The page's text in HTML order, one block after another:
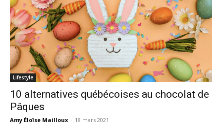
Lifestyle
10 alternatives québécoises au chocolat de
Pâques
Amy Éloïse Mailloux - 18 mars 2021